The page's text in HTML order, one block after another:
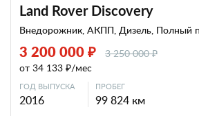
Land Rover Discovery
Внедорожник, АКПП, Дизель, Полный
3 200 000 ₽
3 250 000 ₽
от 34 133 ₽/мес
ГОД ВЫПУСКА
2016
ПРОБЕГ
99 824 км